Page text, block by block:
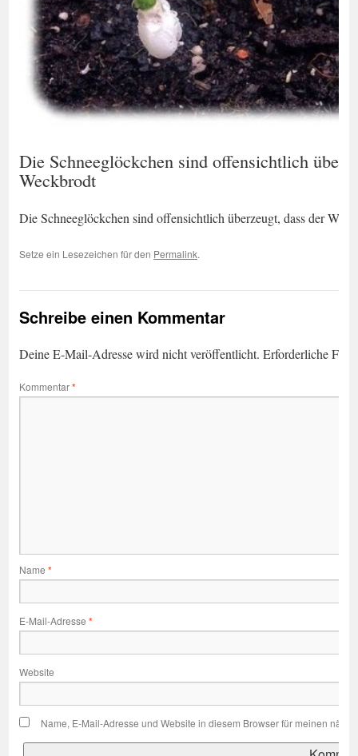
Die Schneeglöckchen sind offensichtlich
Weckbrodt
Die Schneeglöckchen sind offensichtlich überzeugt, dass der
Setze ein Lesezeichen für den Permalink.
Schreibe einen Kommentar
Deine E-Mail-Adresse wird nicht veröffentlicht. Erforderliche
Kommentar*
Name *
E-Mail-Adresse *
Website
Name, E-Mail-Adresse und Website in diesem Browser für meinen